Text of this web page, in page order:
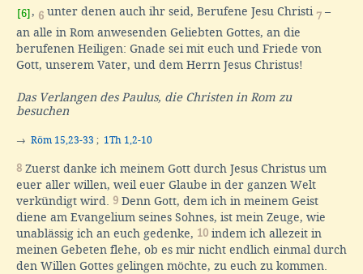
[6] , 6 unter denen auch ihr seid, Berufene Jesu Christi 7 –
an alle in Rom anwesenden Geliebten Gottes, an die
berufenen Heiligen: Gnade sei mit euch und Friede von
Gott, unserem Vater, und dem Herrn Jesus Christus!
Das Verlangen des Paulus, die Christen in Rom zu
besuchen
→ Röm 15,23-33 ; 1Th 1,2-10
8 Zuerst danke ich meinem Gott durch Jesus Christus um
euer aller willen, weil euer Glaube in der ganzen Welt
verkündigt wird. 9 Denn Gott, dem ich in meinem Geist
diene am Evangelium seines Sohnes, ist mein Zeuge, wie
unablässig ich an euch gedenke, 10 indem ich allezeit in
meinen Gebeten flehe, ob es mir nicht endlich einmal durch
den Willen Gottes gelingen möchte, zu euch zu kommen.